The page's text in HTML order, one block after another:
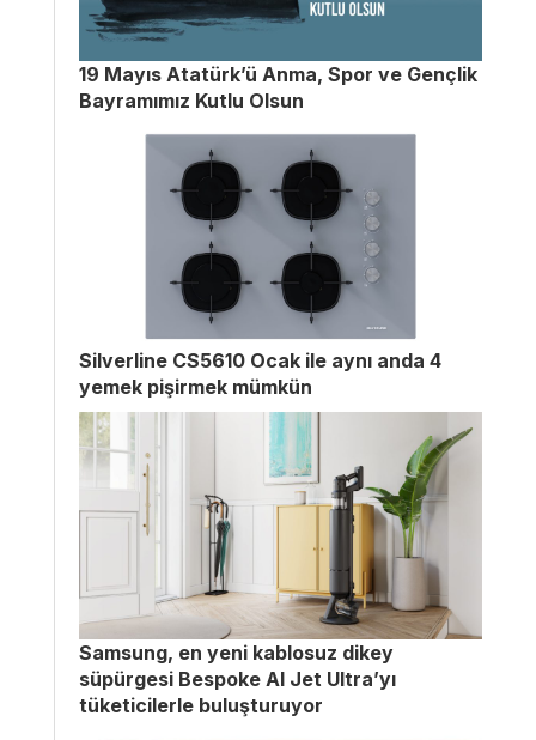
19 Mayıs Atatürk’ü Anma, Spor ve Gençlik
Bayramımız Kutlu Olsun
Silverline CS5610 Ocak ile aynı anda 4
yemek pişirmek mümkün
Samsung, en yeni kablosuz dikey
süpürgesi Bespoke AI Jet Ultra’yı
tüketicilerle buluşturuyor